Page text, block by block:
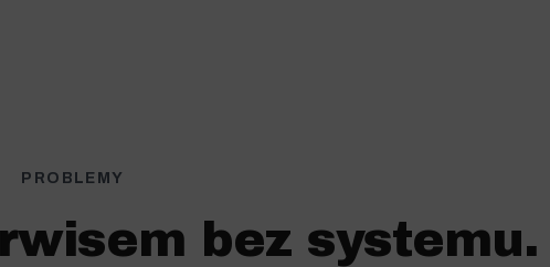
PROBLEMY
bez systemu.